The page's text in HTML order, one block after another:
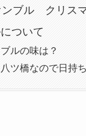
ンブル クリス
ついて
ルの味は？
ツ橋なので日持